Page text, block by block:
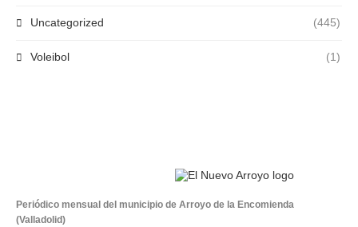
Uncategorized (445)
Voleibol (1)
Periódico mensual del municipio de Arroyo de la Encomienda
(Valladolid)